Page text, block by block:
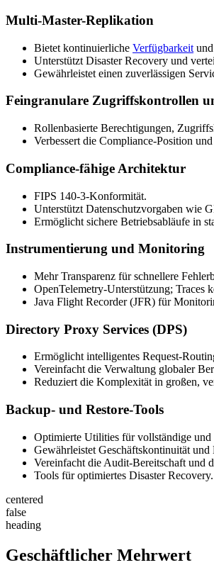
Multi-Master-Replikation
Bietet kontinuierliche Verfügbarkeit
Unterstützt Disaster Recovery und
Gewährleistet einen zuverlässigen
Feingranulare Zugriffskontrollen
Rollenbasierte Berechtigungen,
Verbessert die Compliance-Position
Compliance-fähige Architektur
FIPS 140-3-Konformität.
Unterstützt Datenschutzvorgaben wie
Ermöglicht sichere Betriebsabläufe in
Instrumentierung und Monitoring
Mehr Transparenz für schnellere
OpenTelemetry-Unterstützung; Traces
Java Flight Recorder (JFR) für
Directory Proxy Services (DPS)
Ermöglicht intelligentes Request-
Vereinfacht die Verwaltung globaler
Reduziert die Komplexität in großen,
Backup- und Restore-Tools
Optimierte Utilities für vollständige und
Gewährleistet Geschäftskontinuität
Vereinfacht die Audit-Bereitschaft und
Tools für optimiertes Disaster Recovery.
centered
false
heading
Geschäftlicher Mehrwert